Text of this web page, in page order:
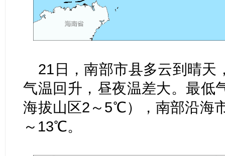
21日，南部市县多云到晴天
气温回升，昼夜温差大。最
海拔山区2～5℃），南部沿海
～13℃。